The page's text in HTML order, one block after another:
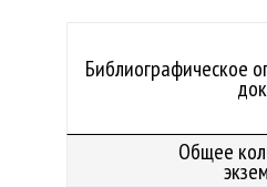
Библиографическое
Общее